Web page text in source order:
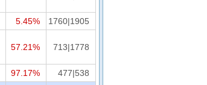
5.45% 1760|1905
57.21% 713|1778
97.17%
477|538